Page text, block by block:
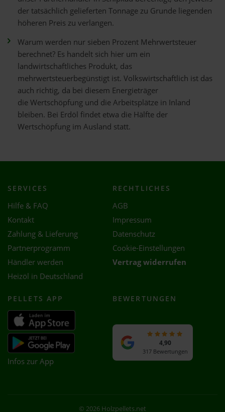
der tatsächlich gelieferten Tonnage zu Grunde liegenden
höheren Preis zu verlangen.
Warum werden nur sieben Prozent Mehrwertsteuer
berechnet? Es handelt sich hier um ein
landwirtschaftliches Produkt, das
mehrwertsteuerbegünstigt ist. Volkswirtschaftlich ist das
auch richtig, da bei diesem Energieträger
die Wertschöpfung und die Arbeitsplätze in Inland
bleiben. Bei Erdöl findet etwa die Hälfte der
Wertschöpfung im Ausland statt.
SERVICES
Hilfe & FAQ
Kontakt
Zahlung & Lieferung
Partnerprogramm
Händler werden
Heizöl in Deutschland
RECHTLICHES
AGB
Impressum
Datenschutz
Cookie-Einstellungen
Vertrag widerrufen
PELLETS APP
Infos zur App
BEWERTUNGEN
4,90
317 Bewertungen
© 2026 Holzpellets.net